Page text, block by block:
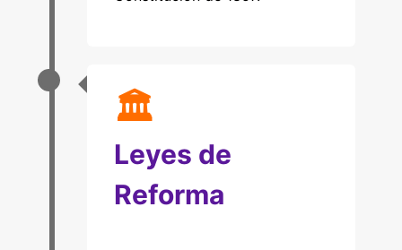
🏛
Leyes de
Reforma